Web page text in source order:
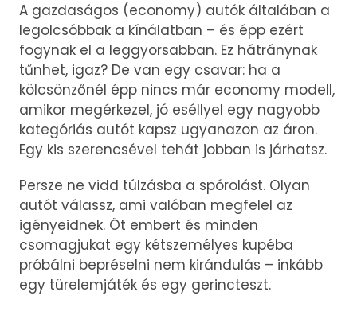
A gazdaságos (economy) autók általában a
legolcsóbbak a kínálatban – és épp ezért
fogynak el a leggyorsabban. Ez hátránynak
tűnhet, igaz? De van egy csavar: ha a
kölcsönzőnél épp nincs már economy modell,
amikor megérkezel, jó eséllyel egy nagyobb
kategóriás autót kapsz ugyanazon az áron.
Egy kis szerencsével tehát jobban is járhatsz.
Persze ne vidd túlzásba a spórolást. Olyan
autót válassz, ami valóban megfelel az
igényeidnek. Öt embert és minden
csomagjukat egy kétszemélyes kupéba
próbálni bepréselni nem kirándulás – inkább
egy türelemjáték és egy gerincteszt.